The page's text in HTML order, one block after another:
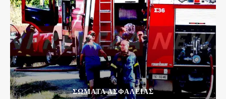
ΣΩΜΑΤΑ ΑΣΦΑΛΕΙΑΣ